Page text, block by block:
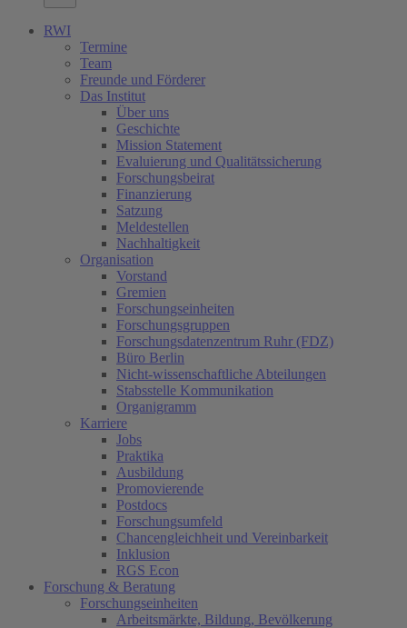
RWI
Termine
Team
Freunde und Förderer
Das Institut
Über uns
Geschichte
Mission Statement
Evaluierung und Qualitätssicherung
Forschungsbeirat
Finanzierung
Satzung
Meldestellen
Nachhaltigkeit
Organisation
Vorstand
Gremien
Forschungseinheiten
Forschungsgruppen
Forschungsdatenzentrum Ruhr (FDZ)
Büro Berlin
Nicht-wissenschaftliche Abteilungen
Stabsstelle Kommunikation
Organigramm
Karriere
Jobs
Praktika
Ausbildung
Promovierende
Postdocs
Forschungsumfeld
Chancengleichheit und Vereinbarkeit
Inklusion
RGS Econ
Forschung & Beratung
Forschungseinheiten
Arbeitsmärkte, Bildung, Bevölkerung